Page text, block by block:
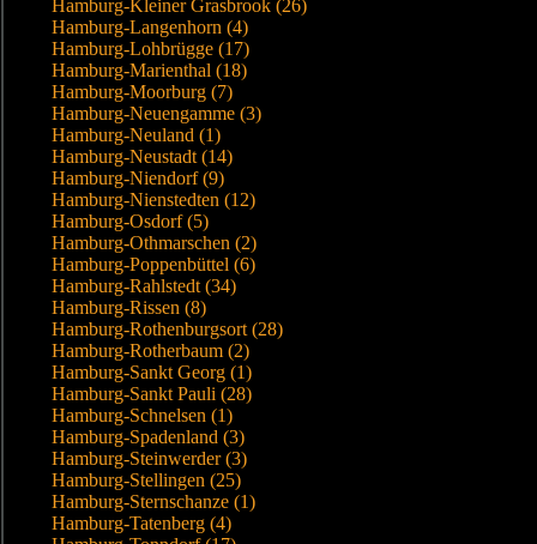
Hamburg-Kleiner Grasbrook (26)
Hamburg-Langenhorn (4)
Hamburg-Lohbrügge (17)
Hamburg-Marienthal (18)
Hamburg-Moorburg (7)
Hamburg-Neuengamme (3)
Hamburg-Neuland (1)
Hamburg-Neustadt (14)
Hamburg-Niendorf (9)
Hamburg-Nienstedten (12)
Hamburg-Osdorf (5)
Hamburg-Othmarschen (2)
Hamburg-Poppenbüttel (6)
Hamburg-Rahlstedt (34)
Hamburg-Rissen (8)
Hamburg-Rothenburgsort (28)
Hamburg-Rotherbaum (2)
Hamburg-Sankt Georg (1)
Hamburg-Sankt Pauli (28)
Hamburg-Schnelsen (1)
Hamburg-Spadenland (3)
Hamburg-Steinwerder (3)
Hamburg-Stellingen (25)
Hamburg-Sternschanze (1)
Hamburg-Tatenberg (4)